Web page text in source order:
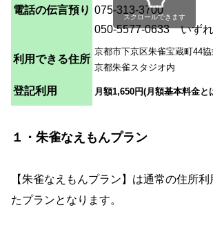
電話の伝言預り 075-313-3700
050-5577-0633 いずれ
利用できる住所
京都市下京区朱雀宝蔵町44
京都朱雀スタジオ内
登記利用 月額1,650円(月額基本料金と
スクロールできます
１・朱雀なえもんプラン
【朱雀なえもんプラン】は通常の住所
たプランとなります。